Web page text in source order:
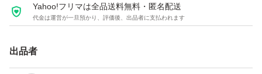
Yahoo!フリマは全品送料無料・匿名配送
代金は運営が一旦預かり、評価後、出品者に支払われます
出品者